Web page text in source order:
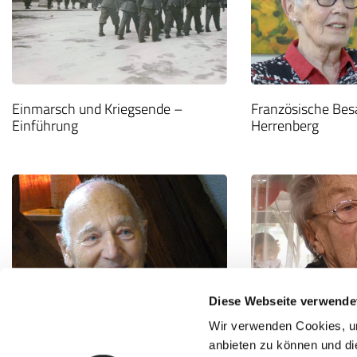
Diese Webseite
Wir verwenden Cookies,
anbieten zu können und
Einmarsch und Kriegsende –
Einführung
Französische
Herrenberg
Flucht aus dem